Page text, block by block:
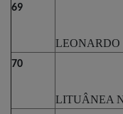
69
LEONARDO
70
LITUÂNEA